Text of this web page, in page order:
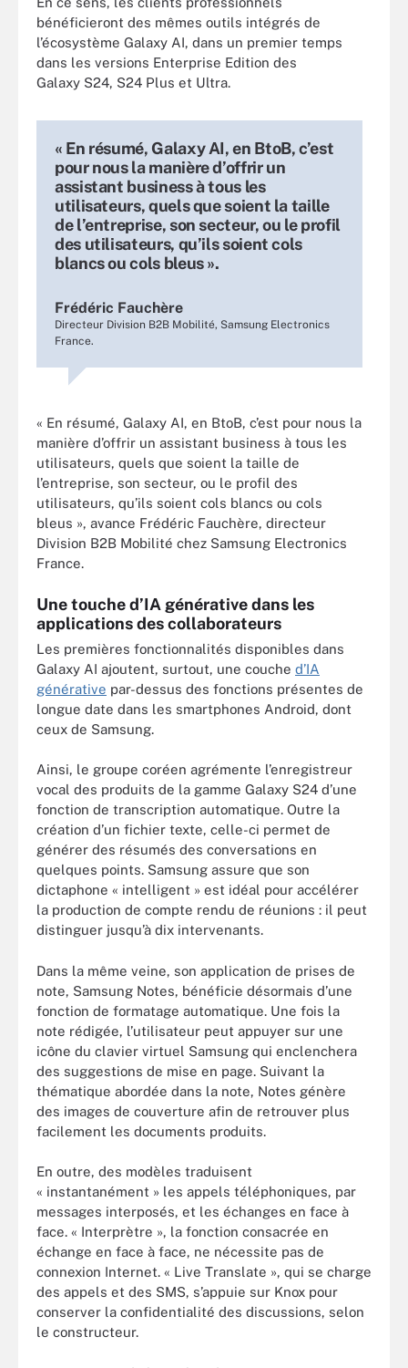
bénéficieront des mêmes outils intégrés de
l’écosystème Galaxy AI, dans un premier temps
dans les versions Enterprise Edition des
Galaxy S24, S24 Plus et Ultra.
« En résumé, Galaxy AI, en BtoB, c’est
pour nous la manière d’offrir un
assistant business à tous les
utilisateurs, quels que soient la taille
de l’entreprise, son secteur, ou le profil
des utilisateurs, qu’ils soient cols
blancs ou cols bleus ».
Frédéric Fauchère
Directeur Division B2B Mobilité, Samsung Electronics
France.
« En résumé, Galaxy AI, en BtoB, c’est pour nous la
manière d’offrir un assistant business à tous les
utilisateurs, quels que soient la taille de
l’entreprise, son secteur, ou le profil des
utilisateurs, qu’ils soient cols blancs ou cols
bleus », avance Frédéric Fauchère, directeur
Division B2B Mobilité chez Samsung Electronics
France.
Une touche d’IA générative dans les
applications des collaborateurs
Les premières fonctionnalités disponibles dans
Galaxy AI ajoutent, surtout, une couche d’IA
générative par-dessus des fonctions présentes de
longue date dans les smartphones Android, dont
ceux de Samsung.
Ainsi, le groupe coréen agrémente l’enregistreur
vocal des produits de la gamme Galaxy S24 d’une
fonction de transcription automatique. Outre la
création d’un fichier texte, celle-ci permet de
générer des résumés des conversations en
quelques points. Samsung assure que son
dictaphone « intelligent » est idéal pour accélérer
la production de compte rendu de réunions : il peut
distinguer jusqu’à dix intervenants.
Dans la même veine, son application de prises de
note, Samsung Notes, bénéficie désormais d’une
fonction de formatage automatique. Une fois la
note rédigée, l’utilisateur peut appuyer sur une
icône du clavier virtuel Samsung qui enclenchera
des suggestions de mise en page. Suivant la
thématique abordée dans la note, Notes génère
des images de couverture afin de retrouver plus
facilement les documents produits.
En outre, des modèles traduisent
« instantanément » les appels téléphoniques, par
messages interposés, et les échanges en face à
face. « Interprètre », la fonction consacrée en
échange en face à face, ne nécessite pas de
connexion Internet. « Live Translate », qui se charge
des appels et des SMS, s’appuie sur Knox pour
conserver la confidentialité des discussions, selon
le constructeur.